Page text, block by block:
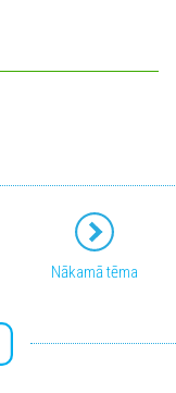
Nākamā tēma